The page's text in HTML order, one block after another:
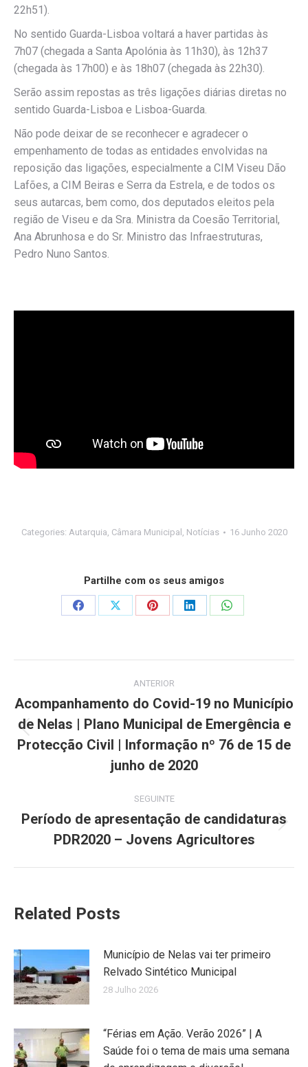
22h51).
No sentido Guarda-Lisboa voltará a haver partidas às
7h07 (chegada a Santa Apolónia às 11h30), às 12h37
(chegada às 17h00) e às 18h07 (chegada às 22h30).
Serão assim repostas as três ligações diárias diretas no
sentido Guarda-Lisboa e Lisboa-Guarda.
Não pode deixar de se reconhecer e agradecer o
empenhamento de todas as entidades envolvidas na
reposição das ligações, especialmente a CIM Viseu Dão
Lafões, a CIM Beiras e Serra da Estrela, e de todos os
seus autarcas, bem como, dos deputados eleitos pela
região de Viseu e da Sra. Ministra da Coesão Territorial,
Ana Abrunhosa e do Sr. Ministro das Infraestruturas,
Pedro Nuno Santos.
Categories: Autarquia, Câmara Municipal , Notícias 16 Junho 2020
Partilhe com os seus amigos
Share
Share
Share
Share
Share
navigation
ANTERIOR
Previous
post:
Acompanhamento do Covid-19 no Município
de Nelas | Plano Municipal de Emergência e
Protecção Civil | Informação nº 76 de 15 de
junho de 2020
SEGUINTE
Next
post:
Período de apresentação de candidaturas
PDR2020 – Jovens Agricultores
Related Posts
Município de Nelas vai ter primeiro
Relvado Sintético Municipal
28 Julho 2026
“Férias em Ação. Verão 2026” | A
Saúde foi o tema de mais uma semana